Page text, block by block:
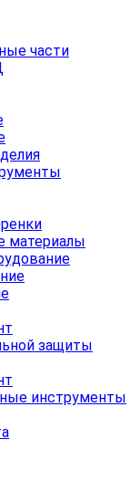
части
материалы
защиты
инструменты